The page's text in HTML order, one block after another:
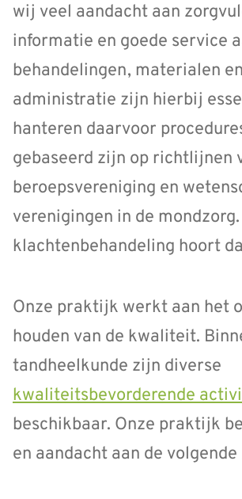
wij veel aandacht aan
informatie en goede service
behandelingen, materialen en
administratie zijn hierbij
hanteren daarvoor
gebaseerd zijn op richtlijnen
beroepsvereniging en
verenigingen in de mondzorg.
klachtenbehandeling hoort
Onze praktijk werkt aan het
houden van de kwaliteit.
tandheelkunde zijn diverse
kwaliteitsbevorderende
beschikbaar. Onze praktijk
en aandacht aan de volgende